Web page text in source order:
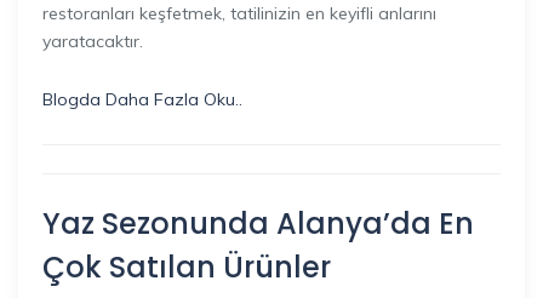
restoranları keşfetmek, tatilinizin en keyifli anlarını
yaratacaktır.
Blogda Daha Fazla Oku..
Yaz Sezonunda Alanya’da En
Çok Satılan Ürünler